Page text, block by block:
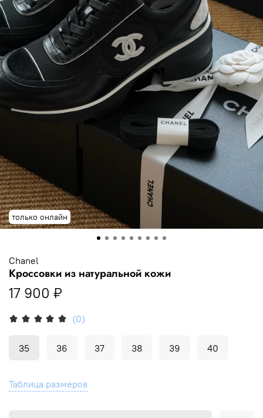
только онлайн
(0)
Chanel
Кроссовки из натуральной кожи
17 900 ₽
Таблица размеров
35 36 37 38 39 40